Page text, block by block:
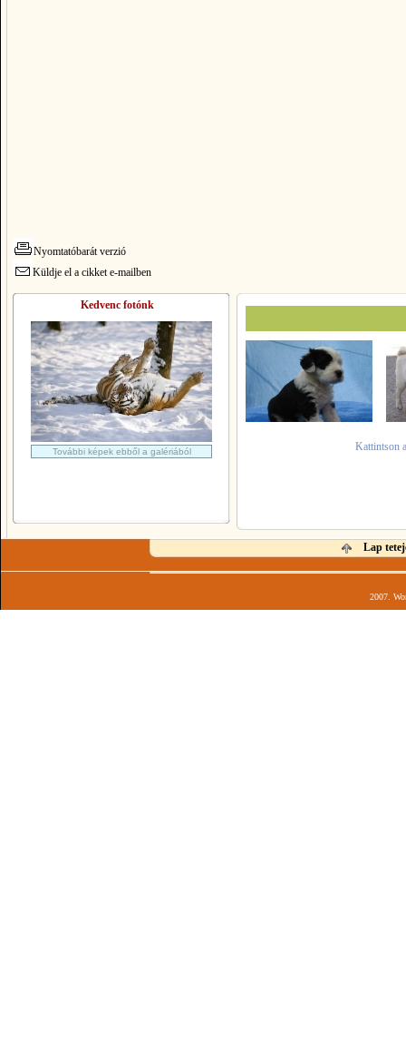
Nyomtatóbarát verzió
Küldje el a cikket e-mailben
Kedvenc fotónk
További képek ebből a galériából Kattintson
Lap
2007.